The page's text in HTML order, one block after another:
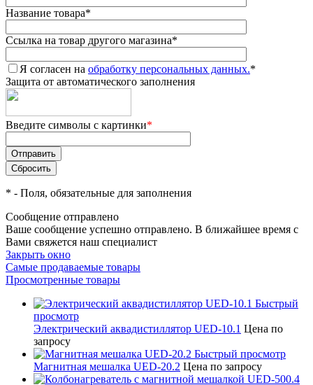
Название товара*
Ссылка на товар другого магазина*
Я согласен на обработку персональных данных.*
Защита от автоматического заполнения
Введите символы с картинки*
* - Поля, обязательные для заполнения
Сообщение отправлено
Ваше сообщение успешно отправлено. В ближайшее время с
Вами свяжется наш специалист
Закрыть окно
Самые продаваемые товары
Просмотренные товары
Быстрый
просмотр
Электрический аквадистиллятор UED-10.1 Цена по
запросу
Быстрый просмотр
Магнитная мешалка UED-20.2 Цена по запросу